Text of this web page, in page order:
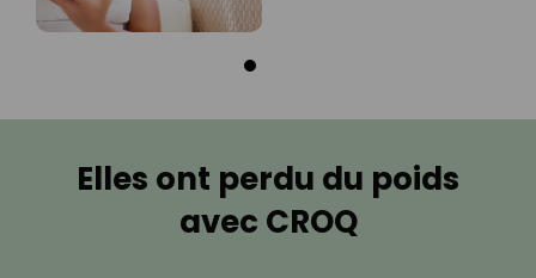
Elles ont perdu du poids
avec CROQ